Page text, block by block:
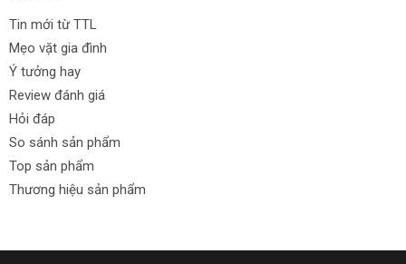
Giá rẻ
Đa dạng
Trả góp
Đổi trả trong 30 ngày
Tin mới từ TTL
Mẹo vặt gia đình
Ý tưởng hay
Review đánh giá
Hỏi đáp
So sánh sản phẩm
Top sản phẩm
Thương hiệu sản phẩm